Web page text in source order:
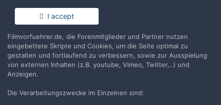
Du hast bereits ein Benutzerkonto? Melde Dich hier an.
Jetzt anmelden
Teilen Folgen
I accept
Filmvorfuehrer.de, die Forenmitglieder und Partner nutzen
eingebettete Skripte und Cookies, um die Seite optimal zu
gestalten und fortlaufend zu verbessern, sowie zur Ausspielung
von externen Inhalten (z.B. youtube, Vimeo, Twitter,..) und
Anzeigen.
Die Verarbeitungszwecke im Einzelnen sind: